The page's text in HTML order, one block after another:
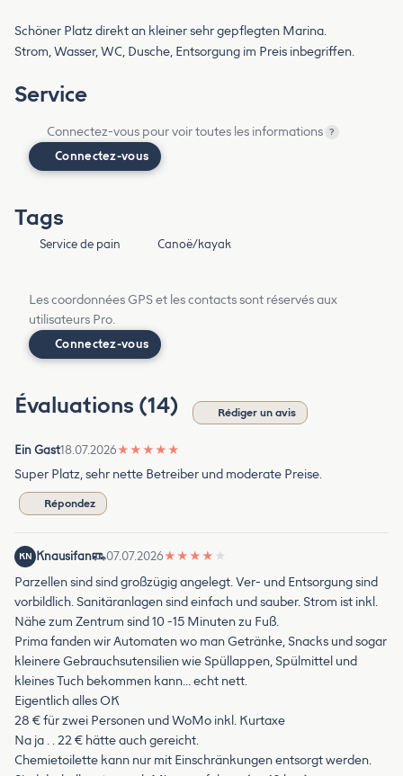
Schöner Platz direkt an kleiner sehr gepflegten Marina.
Strom, Wasser, WC, Dusche, Entsorgung im Preis inbegriffen.
Service
Connectez-vous pour voir toutes les informations ?
Connectez-vous
Tags
Service de pain Canoë/kayak
Les coordonnées GPS et les contacts sont réservés aux
utilisateurs Pro.
Connectez-vous
Évaluations (14) Rédiger un avis
Ein Gast18.07.2026★ ★ ★ ★ ★
Super Platz, sehr nette Betreiber und moderate Preise.
Répondez
KN Knausifan 07.07.2026★ ★ ★ ★ ★
Parzellen sind sind großzügig angelegt. Ver- und Entsorgung sind
vorbildlich. Sanitäranlagen sind einfach und sauber. Strom ist inkl.
Nähe zum Zentrum sind 10 -15 Minuten zu Fuß.
Prima fanden wir Automaten wo man Getränke, Snacks und sogar
kleinere Gebrauchsutensilien wie Spüllappen, Spülmittel und
kleines Tuch bekommen kann… echt nett.
Eigentlich alles OK
28 € für zwei Personen und WoMo inkl. Kurtaxe
Na ja . . 22 € hätte auch gereicht.
Chemietoilette kann nur mit Einschränkungen entsorgt werden.